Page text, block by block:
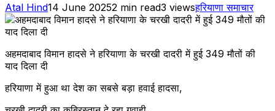
Atal Hind14 June 20252 min read3 viewsहरियाणा समाचार
अहमदाबाद विमान हादसे ने हरियाणा के चरखी दादरी में हुई 349 मौतों की
याद दिला दी
हरियाणा में हुआ था देश का सबसे बड़ा हवाई हादसा,